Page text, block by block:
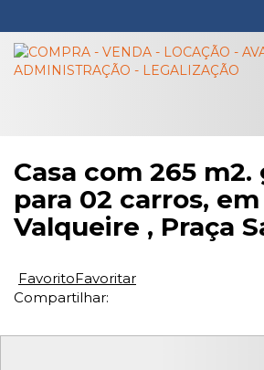
Casa com 265
para 02 carros,
Valqueire , Praça
FavoritoFavoritar
Compartilhar: